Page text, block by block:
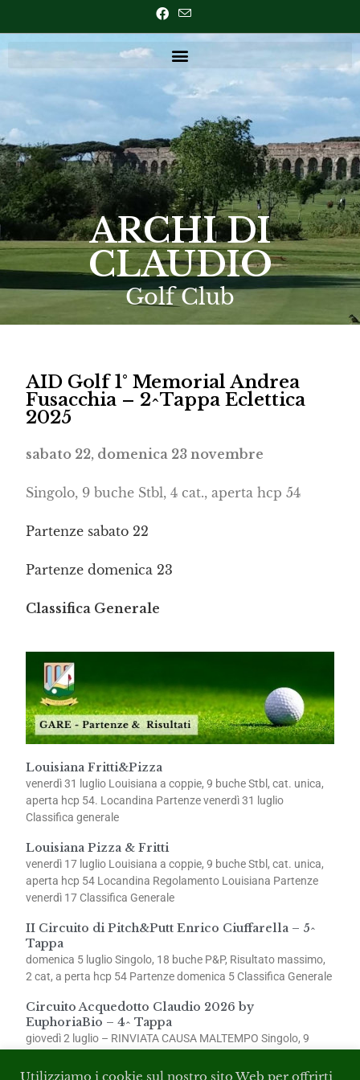
ARCHI DI
CLAUDIO
Golf Club
AID Golf 1° Memorial Andrea
Fusacchia – 2^Tappa Eclettica
2025
sabato 22, domenica 23 novembre
Singolo, 9 buche Stbl, 4 cat., aperta hcp 54
Partenze sabato 22
Partenze domenica 23
Classifica Generale
Louisiana Fritti&Pizza
venerdì 31 luglio Louisiana a coppie, 9 buche Stbl, cat. unica,
aperta hcp 54. Locandina Partenze venerdì 31 luglio
Classifica generale
Louisiana Pizza & Fritti
venerdì 17 luglio Louisiana a coppie, 9 buche Stbl, cat. unica,
aperta hcp 54 Locandina Regolamento Louisiana Partenze
venerdì 17 Classifica Generale
II Circuito di Pitch&Putt Enrico Ciuffarella – 5^
Tappa
domenica 5 luglio Singolo, 18 buche P&P, Risultato massimo,
2 cat, a perta hcp 54 Partenze domenica 5 Classifica Generale
Circuito Acquedotto Claudio 2026 by
EuphoriaBio – 4^ Tappa
giovedì 2 luglio – RINVIATA CAUSA MALTEMPO Singolo, 9
Utilizziamo i cookie sul nostro sito Web per offrirti